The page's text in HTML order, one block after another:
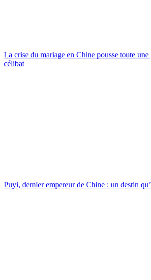
La crise du mariage en Chine pousse toute
célibat
Puyi, dernier empereur de Chine : un destin